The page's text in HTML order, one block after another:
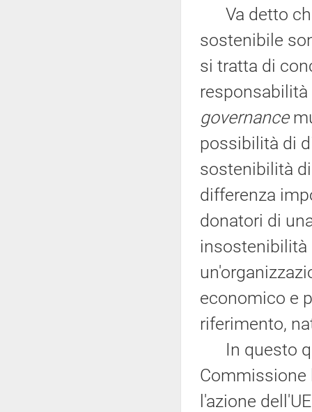
Va detto
sostenibile
si tratta di
governance
possibilità di
sostenibilità
differenza
donatori di
insostenibilità
economico e
riferimento,
In questo
Commissione
l'azione